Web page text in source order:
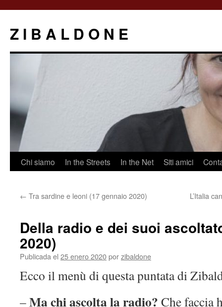
Z I B A L D O N E
Saltar
contenido
Chi siamo In the Streets In the Net Siti amici
← Tra sardine e leoni (17 gennaio 2020) L’Italia
Della radio e dei suoi
2020)
Publicada el 25 enero 2020porzibaldone
Ecco il menù di questa puntata di
–Ma chi ascolta la radio? Che faccia